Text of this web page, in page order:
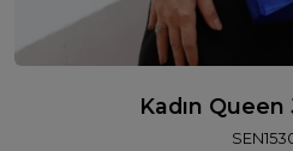
Kadın Queen